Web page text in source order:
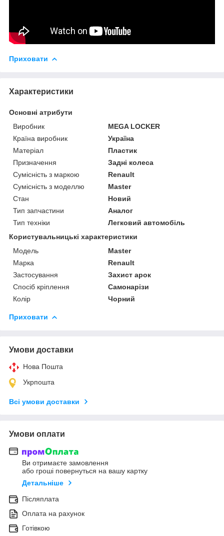
Приховати
Характеристики
Основні атрибути
Виробник
MEGA LOCKER
Країна виробник
Україна
Матеріал
Пластик
Призначення
Задні колеса
Сумісність з маркою
Renault
Сумісність з моделлю
Master
Стан
Новий
Тип запчастини
Аналог
Тип техніки
Легковий автомобіль
Користувальницькі характеристики
Мoдель
Master
Марка
Renault
Застосування
Захист арок
Спосіб кріплення
Самонарізи
Колір
Чорний
Приховати
Умови доставки
Нова Пошта
Укрпошта
Всі умови доставки
Умови оплати
Ви отримаєте замовлення
або гроші повернуться на вашу картку
Детальніше
Післяплата
Оплата на рахунок
Готівкою